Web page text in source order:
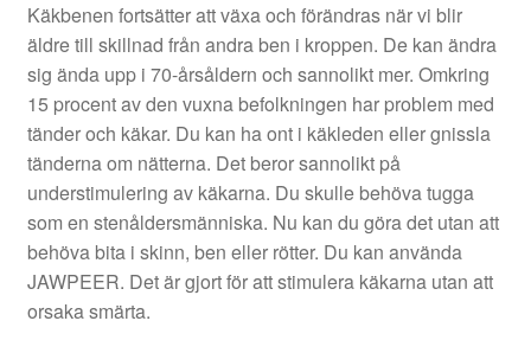
Käkbenen fortsätter att växa och förändras när vi blir
äldre till skillnad från andra ben i kroppen. De kan ändra
sig ända upp i 70-årsåldern och sannolikt mer. Omkring
15 procent av den vuxna befolkningen har problem med
tänder och käkar. Du kan ha ont i käkleden eller gnissla
tänderna om nätterna. Det beror sannolikt på
understimulering av käkarna. Du skulle behöva tugga
som en stenåldersmänniska. Nu kan du göra det utan att
behöva bita i skinn, ben eller rötter. Du kan använda
JAWPEER. Det är gjort för att stimulera käkarna utan att
orsaka smärta.